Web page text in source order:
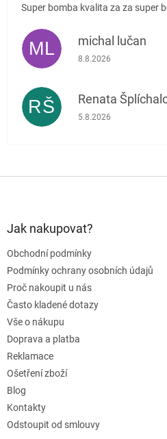
Super bomba kvalita za za super
ML michal lučan
Hodnocení obchodu
8.8.2026
RŠ Renata
Hodnocení obchodu
5.8.2026
Jak nakupovat?
Obchodní podmínky
Podmínky ochrany osobních údajů
Proč nakoupit u nás
Často kladené dotazy
Vše o nákupu
Doprava a platba
Reklamace
Ošetření zboží
Blog
Kontakty
Odstoupit od smlouvy